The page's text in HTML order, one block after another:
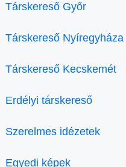
Társkereső Győr
Társkereső Nyíregyháza
Társkereső Kecskemét
Erdélyi társkereső
Szerelmes idézetek
Egyedi képek